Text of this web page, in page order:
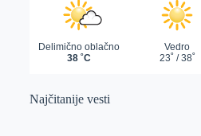
Najčitanije vesti